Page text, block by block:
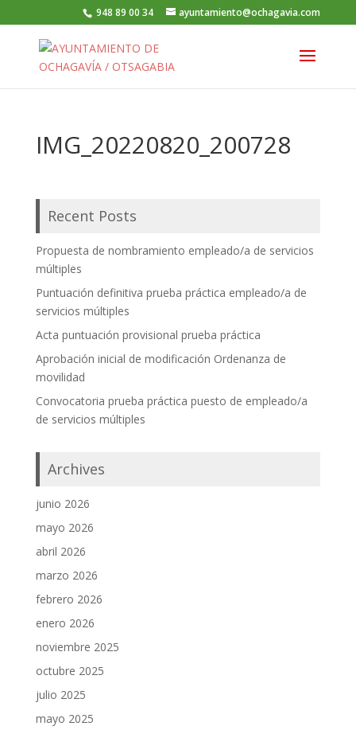
948 89 00 34 ayuntamiento@ochagavia.com
IMG_20220820_200728
Recent Posts
Propuesta de nombramiento empleado/a de servicios
múltiples
Puntuación definitiva prueba práctica empleado/a de
servicios múltiples
Acta puntuación provisional prueba práctica
Aprobación inicial de modificación Ordenanza de
movilidad
Convocatoria prueba práctica puesto de empleado/a
de servicios múltiples
Archives
junio 2026
mayo 2026
abril 2026
marzo 2026
febrero 2026
enero 2026
noviembre 2025
octubre 2025
julio 2025
mayo 2025